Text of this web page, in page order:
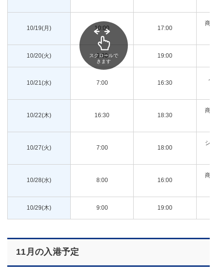
10/19(月) 10:00 17:00
商
10/20(火) 9:00 19:00
10/21(水) 7:00 16:30
ノ
10/22(木) 16:30 18:30
商
10/27(火) 7:00 18:00
シ
10/28(水) 8:00 16:00
商
10/29(木) 9:00 19:00
スクロールで
きます
11月の入港予定